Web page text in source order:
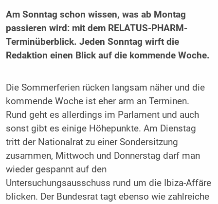
Am Sonntag schon wissen, was ab Montag
passieren wird: mit dem RELATUS-PHARM-
Terminüberblick. Jeden Sonntag wirft die
Redaktion einen Blick auf die kommende Woche.
Die Sommerferien rücken langsam näher und die
kommende Woche ist eher arm an Terminen.
Rund geht es allerdings im Parlament und auch
sonst gibt es einige Höhepunkte. Am Dienstag
tritt der Nationalrat zu einer Sondersitzung
zusammen, Mittwoch und Donnerstag darf man
wieder gespannt auf den
Untersuchungsausschuss rund um die Ibiza-Affäre
blicken. Der Bundesrat tagt ebenso wie zahlreiche